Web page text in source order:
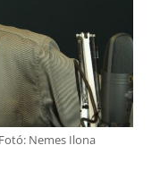
Nemes Ilona